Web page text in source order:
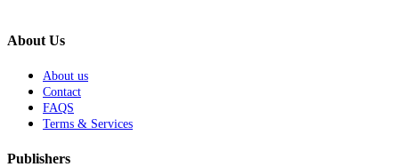
About Us
About us
Contact
FAQS
Terms & Services
Publishers